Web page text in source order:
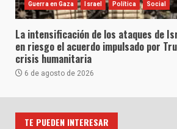
Guerra en Gaza Israel Política Social
La intensificación de los ataques de
en riesgo el acuerdo impulsado por
crisis humanitaria
6 de agosto de 2026
TE PUEDEN INTERESAR